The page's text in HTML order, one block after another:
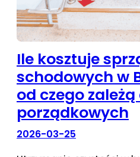
Ile kosztuje
schodowych w
od czego
porządkowych
2026-03-25